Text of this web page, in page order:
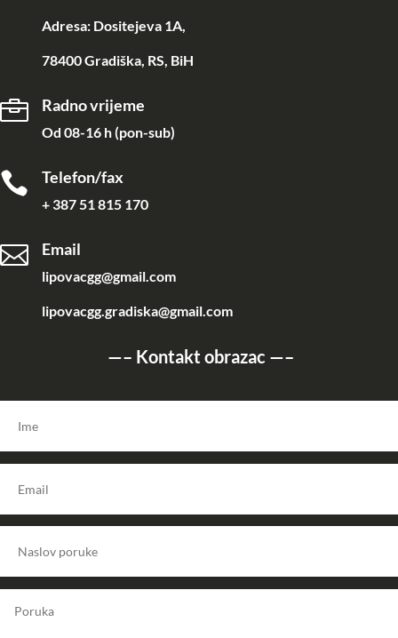
Adresa: Dositejeva 1A,
78400 Gradiška, RS, BiH
 Radno vrijeme
Od 08-16 h (pon-sub)
 Telefon/fax
+ 387 51 815 170
 Email
lipovacgg@gmail.com
lipovacgg.gradiska@gmail.com
—– Kontakt obrazac —–